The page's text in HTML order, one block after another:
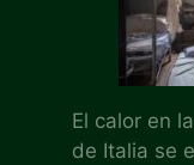
El calor en
de Italia se